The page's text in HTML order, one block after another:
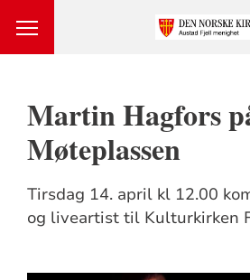
Martin Hagfors
Møteplassen
Tirsdag 14. april kl 12.00
og liveartist til Kulturkirken